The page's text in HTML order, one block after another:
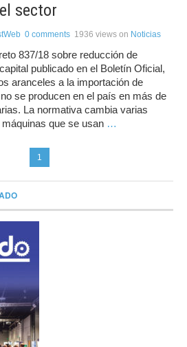
sector
0 comments 1936 views on Noticias
837/18 sobre reducción de
publicado en el Boletín Oficial,
aranceles a la importación de
se producen en el país en más de
La normativa cambia varias
que se usan …
1